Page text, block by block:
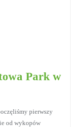
Park w
pierwszy
od wykopów